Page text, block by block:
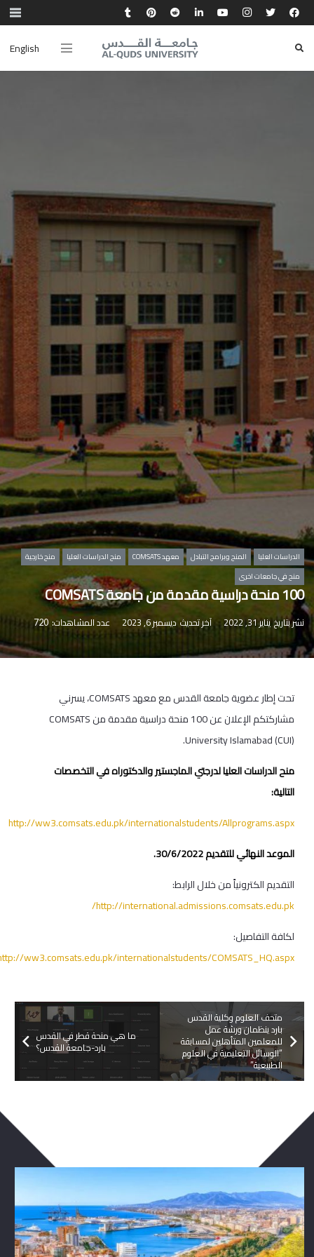
English
الدراسات العليا المنح وبرامج التبادل معهد COMSATS منح الدراسات العليا
منح خارجية
منح في جامعات اخرى
100 منحة دراسية مقدمة من جامعة COMSATS
نشر بتاريخ يناير 31, 2022 آخر تحديث ديسمبر 6, 2023 عدد المشاهدات: 720
تحت إطار عضوية جامعة القدس مع معهد COMSATS، يسرني
مشاركتكم الإعلان عن 100 منحة دراسية مقدمة من COMSATS
University Islamabad (CUI).
منح الدراسات العليا لدرجتي الماجستير والدكتوراه في التخصصات
التالية:
http://ww3.comsats.edu.pk/internationalstudents/Allprograms.aspx
الموعد النهائي للتقديم 30/6/2022.
التقديم الكترونياً من خلال الرابط:
http://international.admissions.comsats.edu.pk/
لكافة التفاصيل:
ww3.comsats.edu.pk/internationalstudents/COMSATS_HQ.aspx
ما هي منحة قطر في القدس
بارد-جامعة القدس؟
متحف العلوم وكلية القدس
بارد ينظمان ورشة عمل
للمعلمين المتأهلين لمسابقة
“الوسائل التعليمية في العلوم
الطبيعية”